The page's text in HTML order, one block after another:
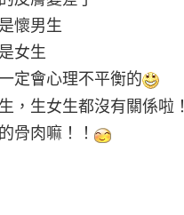
懷男生
女生
定會心理不平衡的
，生女生都沒有關係啦！
骨肉嘛！！